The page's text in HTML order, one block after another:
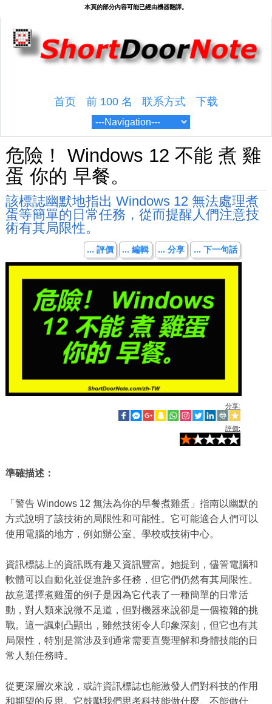
首页 前 100 名 联系方式 下载
危險！ Windows 12 不能 煮 雞
蛋 你的 早餐。
該標誌幽默地指出 Windows 12 無法處理煮
蛋等簡單的日常任務，從而提醒人們注意技
術有其局限性。
... 評價 ... 編輯 ... 分享 ... 下一句話
分享:
評價:
準確描述：
「警告 Windows 12 無法為你的早餐煮雞蛋」指南以幽默的
方式說明了該技術的局限性和可能性。它可能適合人們可以
使用電腦的地方，例如辦公室、學校或技術中心。
資訊標誌上的資訊既有趣又資訊豐富。她提到，儘管電腦和
軟體可以自動化並促進許多任務，但它們仍然有其局限性。
故意選擇煮雞蛋的例子是因為它代表了一種簡單的日常活
動，對人類來說微不足道，但對機器來說卻是一個複雜的挑
戰。這一諷刺凸顯出，雖然技術令人印象深刻，但它也有其
局限性，特別是當涉及到通常需要直覺理解和身體技能的日
常人類任務時。
從更深層次來說，或許資訊標誌也能激發人們對科技的作用
和期望的反思。它鼓勵我們思考科技能做什麼、不能做什